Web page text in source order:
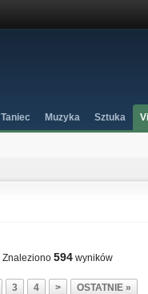
Taniec Muzyka Sztuka
Znaleziono 594 wyników
3 4 > OSTATNIE »